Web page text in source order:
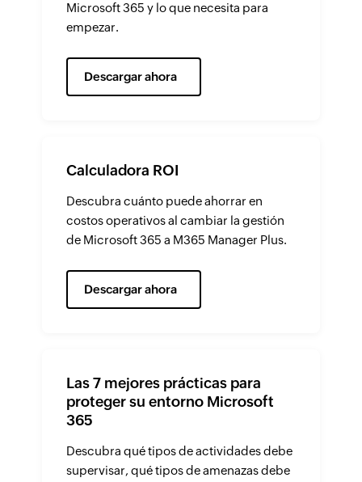
Microsoft 365 y lo que necesita para
empezar.
Descargar ahora
Calculadora ROI
Descubra cuánto puede ahorrar en
costos operativos al cambiar la gestión
de Microsoft 365 a M365 Manager Plus.
Descargar ahora
Las 7 mejores prácticas para
proteger su entorno Microsoft
365
Descubra qué tipos de actividades debe
supervisar, qué tipos de amenazas debe